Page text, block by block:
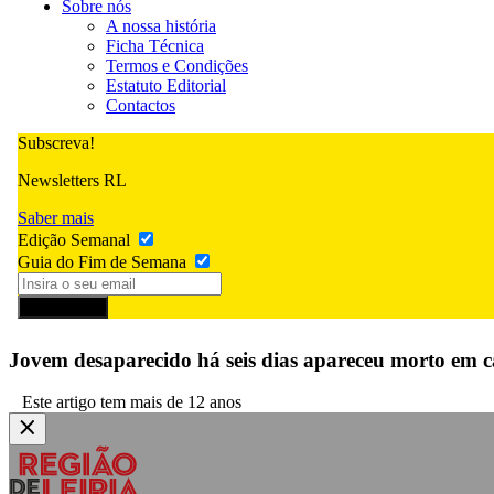
Sobre nós
A nossa história
Ficha Técnica
Termos e Condições
Estatuto Editorial
Contactos
Subscreva!
Newsletters RL
Saber mais
Edição Semanal
Guia do Fim de Semana
Jovem desaparecido há seis dias apareceu morto em
Este artigo tem mais de 12 anos